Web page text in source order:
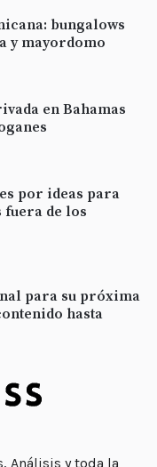
Análisis y toda la
bungalows
y mayordomo
en Bahamas
por ideas para
de los
para su próxima
hasta